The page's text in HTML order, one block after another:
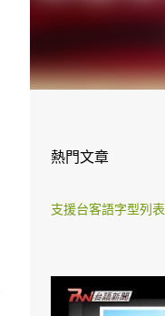
熱門文章
支援台客語字型列表